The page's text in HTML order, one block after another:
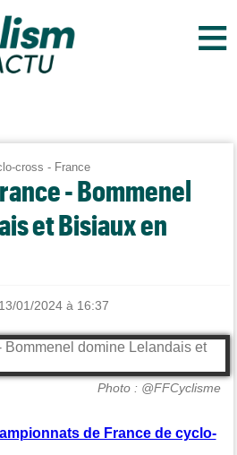
≡
cross - France
- Bommenel
et Bisiaux en
01/2024 à 16:37
Photo : @FFCyclisme
de France de cyclo-